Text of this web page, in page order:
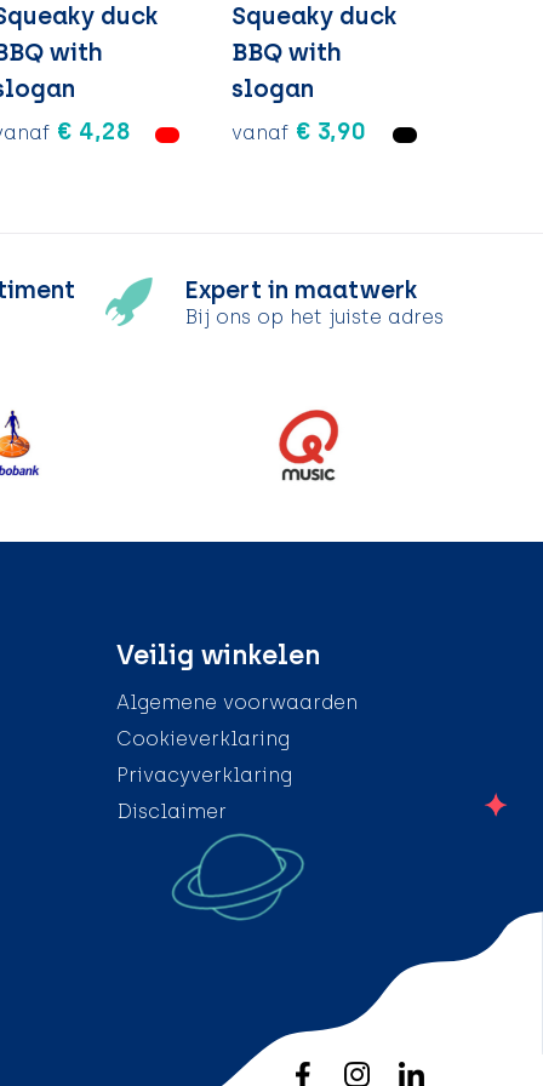
duck
with
€ 4,28
Squeaky duck
BBQ with
slogan
vanaf € 3,90
Expert in maatwerk
Bij ons op het juiste adres
Veilig winkelen
Algemene voorwaarden
Cookieverklaring
Privacyverklaring
Disclaimer